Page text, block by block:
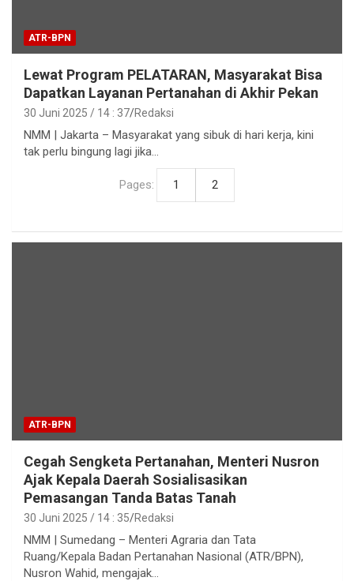
ATR-BPN
Lewat Program PELATARAN, Masyarakat Bisa
Dapatkan Layanan Pertanahan di Akhir Pekan
30 Juni 2025 / 14 : 37 Redaksi
NMM | Jakarta – Masyarakat yang sibuk di hari kerja, kini
tak perlu bingung lagi jika…
Pages: 1 2
ATR-BPN
Cegah Sengketa Pertanahan, Menteri Nusron
Ajak Kepala Daerah Sosialisasikan
Pemasangan Tanda Batas Tanah
30 Juni 2025 / 14 : 35 Redaksi
NMM | Sumedang – Menteri Agraria dan Tata
Ruang/Kepala Badan Pertanahan Nasional (ATR/BPN),
Nusron Wahid, mengajak…